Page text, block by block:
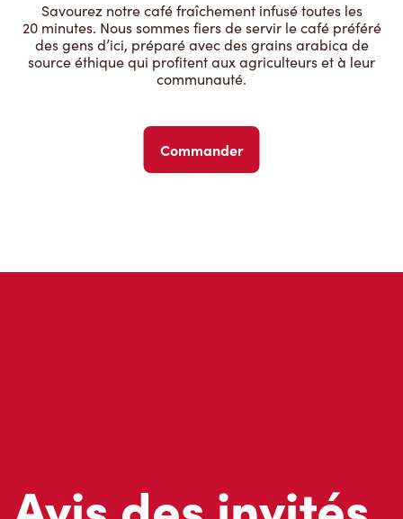
Savourez notre café fraîchement infusé toutes les
20 minutes. Nous sommes fiers de servir le café préféré
des gens d’ici, préparé avec des grains arabica de
source éthique qui profitent aux agriculteurs et à leur
communauté.
Commander